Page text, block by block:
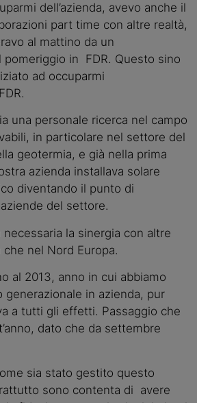
dell’azienda, avevo anche il
part time con altre realtà,
al mattino da un
pomeriggio in FDR. Questo sino
ad occuparmi
una personale ricerca nel campo
in particolare nel settore del
geotermia, e già nella prima
azienda installava solare
diventando il punto di
del settore.
la sinergia con altre
nel Nord Europa.
al 2013, anno in cui abbiamo
generazionale in azienda, pur
a tutti gli effetti. Passaggio che
dato che da settembre
sia stato gestito questo
sono contenta di avere